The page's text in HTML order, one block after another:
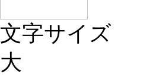
文字サイズ
大